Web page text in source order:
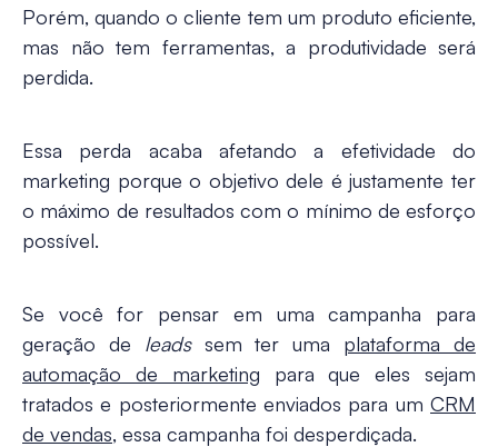
Porém, quando o cliente tem um produto eficiente,
mas não tem ferramentas, a produtividade será
perdida.
Essa perda acaba afetando a efetividade do
marketing porque o objetivo dele é justamente ter
o máximo de resultados com o mínimo de esforço
possível.
Se você for pensar em uma campanha para
geração de leads sem ter uma plataforma de
automação de marketing para que eles sejam
tratados e posteriormente enviados para um CRM
de vendas, essa campanha foi desperdiçada.